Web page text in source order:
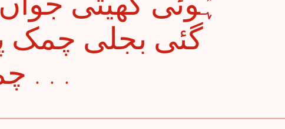
گئی بجلی چمک
چمکتی دھار ہے لیلیٰ . . .